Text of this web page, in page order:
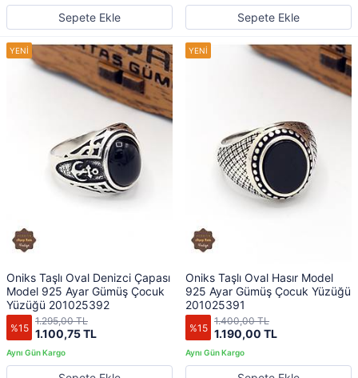
Sepete Ekle Sepete Ekle
Oniks Taşlı Oval Denizci Çapası
Model 925 Ayar Gümüş Çocuk
Yüzüğü 201025392
%15 1.100,75 TL
1.295,00 TL
Oniks Taşlı Oval Hasır Model
925 Ayar Gümüş Çocuk Yüzüğü
201025391
%15 1.190,00 TL
1.400,00 TL